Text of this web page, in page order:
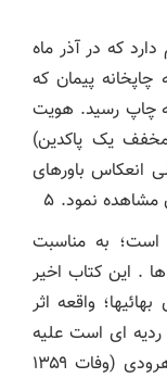
که در آذر ماه
پیمان که
چاپ رسید. هویت
یک پاکدین)
انعکاس باورهای
نمود. ۵
است؛ به مناسبت
. این کتاب اخیر
واقعه اثر
می باشد ردیه ای است علیه
آیین بهائی به قلم شیخ عبدالله مهدوی شاهرودی (وفات ۱۳۵۹